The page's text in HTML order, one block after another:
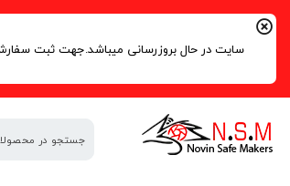
سایت در حال بروزرسانی میباشد.جهت ثبت سفارش با شماره 09044654433 | 02191016261